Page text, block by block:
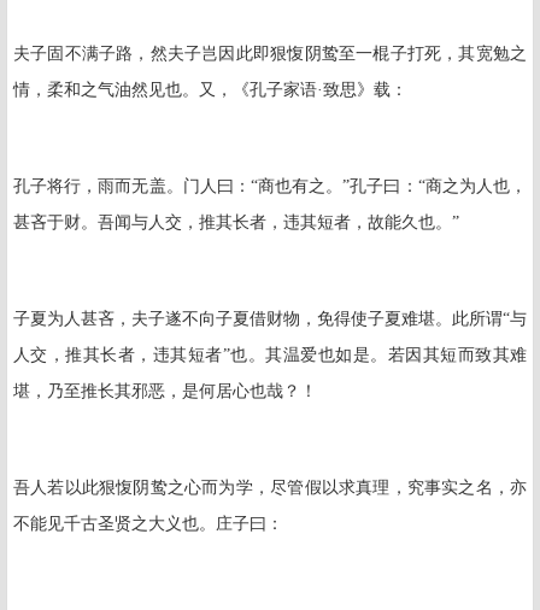
夫子固不满子路，然夫子岂因此即狠愎阴鸷至一棍子打死，其宽勉之
情，柔和之气油然见也。又，《孔子家语·致思》载：
孔子将行，雨而无盖。门人曰：“商也有之。”孔子曰：“商之为人也，
甚吝于财。吾闻与人交，推其长者，违其短者，故能久也。”
子夏为人甚吝，夫子遂不向子夏借财物，免得使子夏难堪。此所谓“与
人交，推其长者，违其短者”也。其温爱也如是。若因其短而致其难
堪，乃至推长其邪恶，是何居心也哉？！
吾人若以此狠愎阴鸷之心而为学，尽管假以求真理，究事实之名，亦
不能见千古圣贤之大义也。庄子曰：